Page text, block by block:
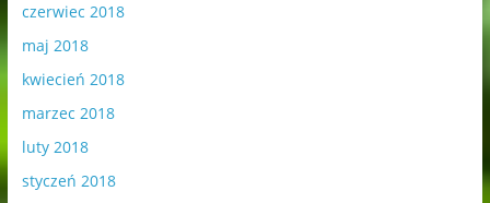
czerwiec 2018
maj 2018
kwiecień 2018
marzec 2018
luty 2018
styczeń 2018